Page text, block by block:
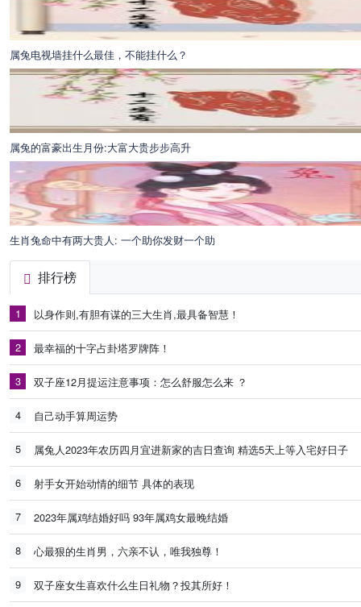
属兔电视墙挂什么最佳，不能挂什么？
属兔的富豪出生月份:大富大贵步步高升
生肖兔命中有两大贵人: 一个助你发财一个助
排行榜
1 以身作则,有胆有谋的三大生肖,最具备智慧！
2 最幸福的十字占卦塔罗牌阵！
3 双子座12月提运注意事项：怎么舒服怎么来 ？
4 自己动手算周运势
5 属兔人2023年农历四月宜进新家的吉日查询 精选5天上等入宅好日子
6 射手女开始动情的细节 具体的表现
7 2023年属鸡结婚好吗 93年属鸡女最晚结婚
8 心最狠的生肖男，六亲不认，唯我独尊！
9 双子座女生喜欢什么生日礼物？投其所好！